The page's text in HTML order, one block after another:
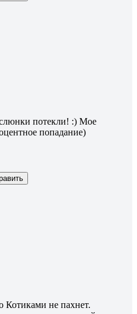
потекли! :) Мое
попадание)
Котиками не пахнет.